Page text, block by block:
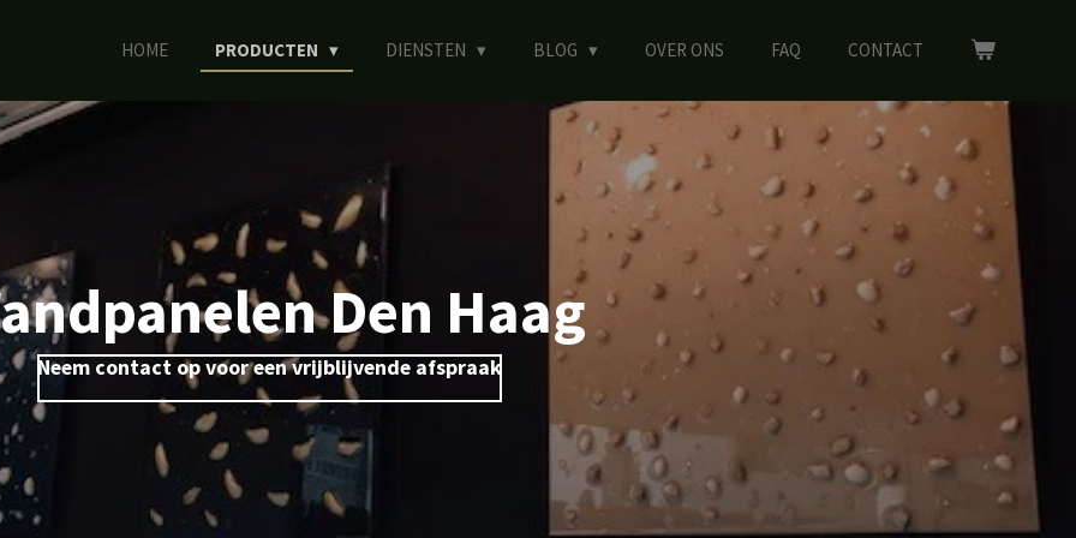
HOME PRODUCTEN DIENSTEN BLOG OVER ONS FAQ CONTACT
Den Haag
Neem contact op voor een vrijblijvende afspraak